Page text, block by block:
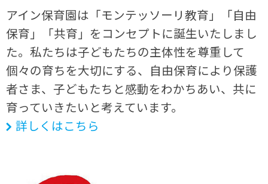
アイン保育園は「モンテッソーリ教育」「自由
保育」「共育」をコンセプトに誕生いたしまし
た。私たちは子どもたちの主体性を尊重して
個々の育ちを大切にする、自由保育により保護
者さま、子どもたちと感動をわかちあい、共に
育っていきたいと考えています。
詳しくはこちら